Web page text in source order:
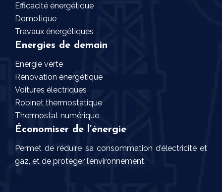
Efficacité énergétique
Domotique
Travaux énergétiques
Energies de demain
Energie verte
Rénovation énergétique
Voitures électriques
Robinet thermostatique
Thermostat numérique
Économiser de l’énergie
Permet de réduire sa consommation d’électricité et
gaz, et de protéger l’environnement.